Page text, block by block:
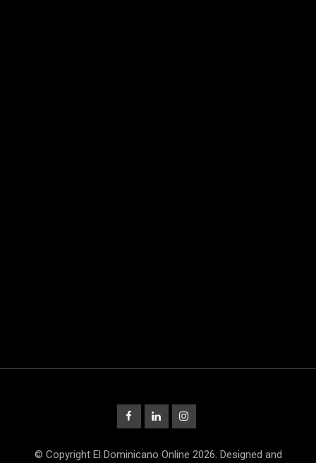
© Copyright El Dominicano Online 2026. Designed and